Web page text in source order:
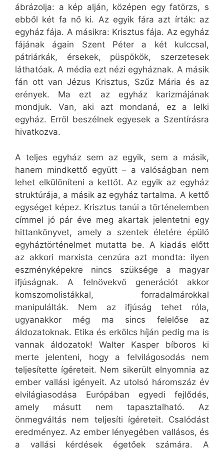
ábrázolja: a kép alján, középen egy fatörzs, s
ebből két fa nő ki. Az egyik fára azt írták: az
egyház fája. A másikra: Krisztus fája. Az egyház
fájának ágain Szent Péter a két kulccsal,
pátriárkák, érsekek, püspökök, szerzetesek
láthatóak. A média ezt nézi egyháznak. A másik
fán ott van Jézus Krisztus, Szűz Mária és az
erények. Ma ezt az egyház karizmájának
mondjuk. Van, aki azt mondaná, ez a lelki
egyház. Erről beszélnek egyesek a Szentírásra
hivatkozva.
A teljes egyház sem az egyik, sem a másik,
hanem mindkettő együtt – a valóságban nem
lehet elkülöníteni a kettőt. Az egyik az egyház
struktúrája, a másik az egyház tartalma. A kettő
egységet képez. Krisztus tanúi a történelemben
címmel jó pár éve meg akartak jelentetni egy
hittankönyvet, amely a szentek életére épülő
egyháztörténelmet mutatta be. A kiadás előtt
az akkori marxista cenzúra azt mondta: ilyen
eszményképekre nincs szüksége a magyar
ifjúságnak. A felnövekvő generációt akkor
komszomolistákkal, forradalmárokkal
manipulálták. Nem az ifjúság tehet róla,
ugyanakkor még ma sincs felelőse az
áldozatoknak. Etika és erkölcs híján pedig ma is
vannak áldozatok! Walter Kasper bíboros ki
merte jelenteni, hogy a felvilágosodás nem
teljesítette ígéreteit. Nem sikerült elnyomnia az
ember vallási igényeit. Az utolsó háromszáz év
elvilágiasodása Európában egyedi fejlődés,
amely másutt nem tapasztalható. Az
önmegváltás nem teljesíti ígéreteit. Csalódást
eredményez. Az ember lényegében vallásos, és
a vallási kérdések égetőek számára. A